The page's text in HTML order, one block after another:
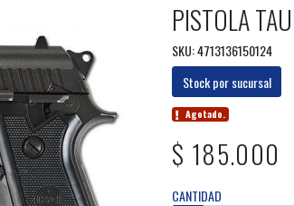
PISTOLA
SKU: 4713136150124
Stock por sucursal
Agotado.
$ 185.000
CANTIDAD